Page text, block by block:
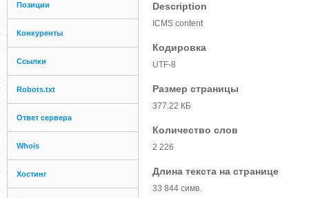
Позиции
Конкуренты
Ссылки
Robots.txt
Ответ сервера
Whois
Хостинг
Description
ICMS content
Кодировка
UTF-8
Размер страницы
377.22 КБ
Количество слов
2 226
Длина текста на странице
33 844 симв.